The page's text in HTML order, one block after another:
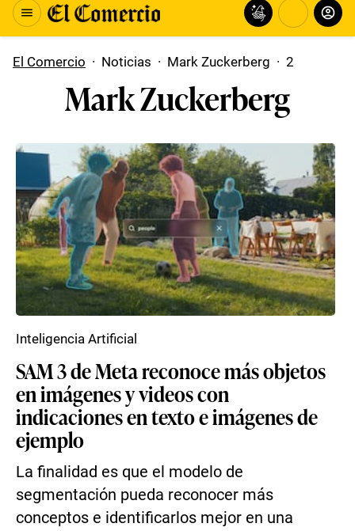
El Comercio · Noticias · Mark Zuckerberg · 2
Mark Zuckerberg
SAM 3 de Meta reconoce más objetos
en imágenes y videos con
indicaciones en texto e imágenes de
ejemplo
La finalidad es que el modelo de
segmentación pueda reconocer más
conceptos e identificarlos mejor en una
Inteligencia Artificial